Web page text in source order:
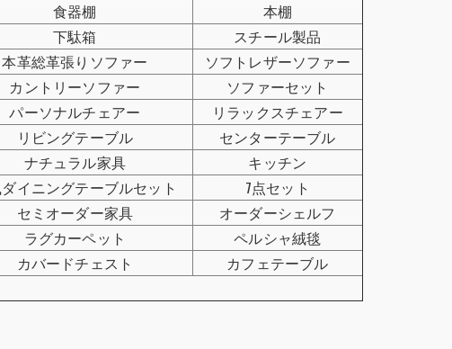
食器棚
本棚
下駄箱
スチール製品
本革総革張りソファー
ソフトレザーソファー
カントリーソファー
ソファーセット
パーソナルチェアー
リラックスチェアー
リビングテーブル
センターテーブル
ナチュラル家具
キッチン
イニングテーブルセット
7点セット
セミオーダー家具
オーダーシェルフ
ラグカーペット
ペルシャ絨毯
カバードチェスト
カフェテーブル